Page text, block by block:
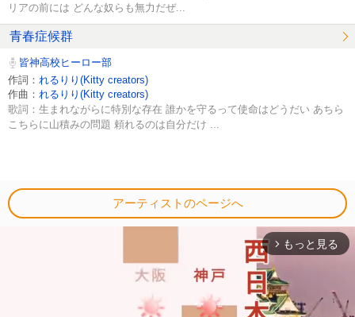
リアの前には どんな奴らも無力だぜ...
青春症候群
皆神高校ヒーロー部
作詞： れるりり(Kitty creators)
作曲： れるりり(Kitty creators)
歌詞：生まれながらに特別な存在 誰かを守るって使命はどうだい あちら
こちらに山積みの問題 頼れるのは自分だけ ...
アーティストのページへ
arrow_forward_ios もっと見る